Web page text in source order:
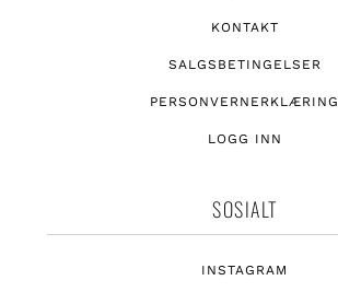
KONTAKT
SALGSBETINGELSER
PERSONVERNERKLÆRING
LOGG INN
SOSIALT
INSTAGRAM